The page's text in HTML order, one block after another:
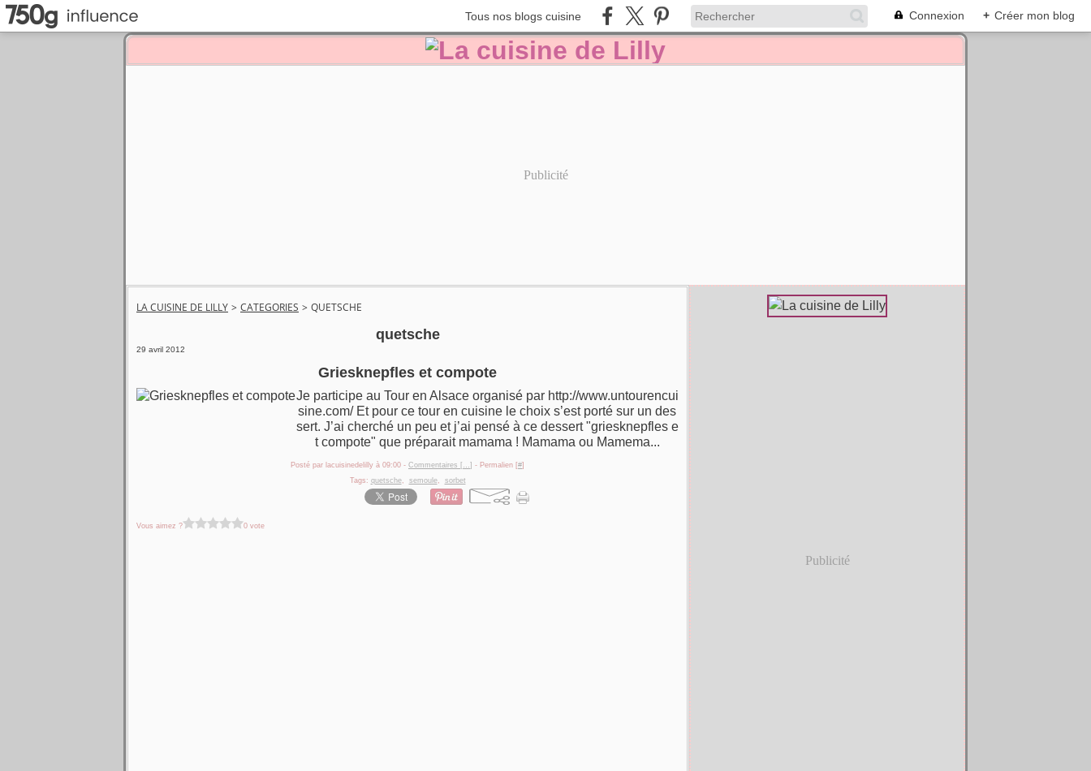
Tous nos blogs cuisine Connexion + Créer mon blog
Publicité
LA CUISINE DE LILLY > CATEGORIES > QUETSCHE
quetsche
29 avril 2012
Griesknepfles et compote
Je participe au Tour en Alsace organisé par http://www.untourencui
sine.com/ Et pour ce tour en cuisine le choix s’est porté sur un des
sert. J’ai cherché un peu et j’ai pensé à ce dessert "griesknepfles e
t compote" que préparait mamama ! Mamama ou Mamema...
Posté par lacuisinedelilly à 09:00 - Commentaires [ …] - Permalien [#]
Tags: quetsche, semoule, sorbet
Vous aimez ? 0 vote
Publicité